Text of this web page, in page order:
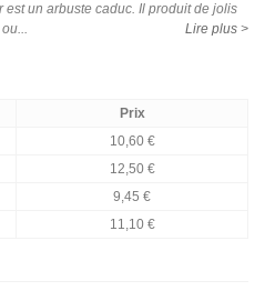
un arbuste caduc. Il produit de jolis
Lire plus >
Prix
10,60 €
12,50 €
9,45 €
11,10 €